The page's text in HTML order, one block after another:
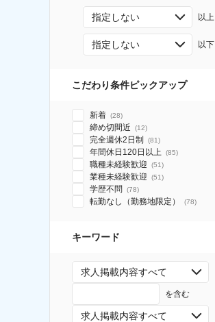
指定しない 以上
指定しない 以下
こだわり条件ピックアップ
新着 (28)
締め切間近 (12)
完全週休2日制 (81)
年間休日120日以上 (85)
職種未経験歓迎 (51)
業種未経験歓迎 (51)
学歴不問 (78)
転勤なし（勤務地限定） (78)
キーワード
求人掲載内容すべて
を含む
求人掲載内容すべて